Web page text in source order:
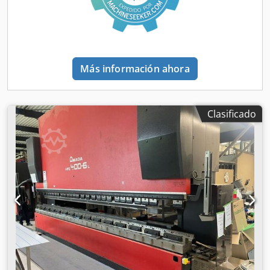
aceite: 600 l Conexión neumática: 6 +/- 1 bar Dimensiones:
aproximadamente 6,1 x 2,8 x 3,67 m (largo x ancho x alto)
Peso: aproximadamente 34 t Equipamiento • Ejes
Cybelec ModEva 10S, 2D – control gráfico • Sistema de
sujeción de la herramienta superior Trumpf/Wila,
hidráulico • Sistema de sujeción de la herramienta inferior,
CNC • Barrera de seguridad láser Lazersafe • 2 unidades
de dispositivos de apoyo para el plegado CNC, incluyendo
posición de estacionamiento • Desplazamiento neumático
de las matrices • Interruptor de pedal • Paquete de
herramientas muy completo, según las fotos • Sistema de
medición de ángulo LCB (2 unidades en la parte delantera,
2 unidades en la parte trasera) Todos los datos son
orientativos y sin garantía.
Más información ahora
Clasificado